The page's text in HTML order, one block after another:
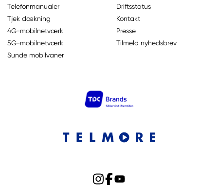
Telefonmanualer
Tjek dækning
4G-mobilnetværk
5G-mobilnetværk
Sunde mobilvaner
Driftsstatus
Kontakt
Presse
Tilmeld nyhedsbrev